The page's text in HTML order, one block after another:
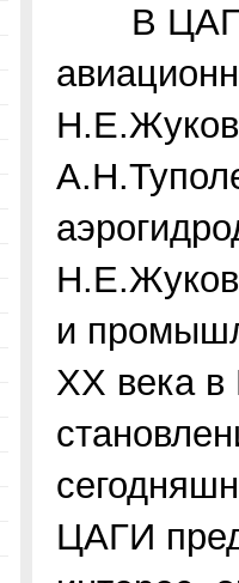
В ЦАГИ
и
XX века
ЦАГИ